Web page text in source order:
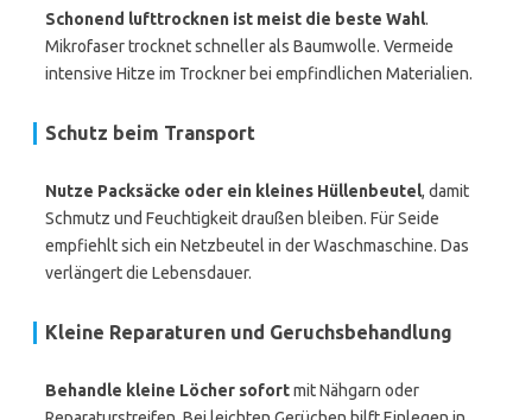
Schonend lufttrocknen ist meist die beste Wahl.
Mikrofaser trocknet schneller als Baumwolle. Vermeide
intensive Hitze im Trockner bei empfindlichen Materialien.
Schutz beim Transport
Nutze Packsäcke oder ein kleines Hüllenbeutel, damit
Schmutz und Feuchtigkeit draußen bleiben. Für Seide
empfiehlt sich ein Netzbeutel in der Waschmaschine. Das
verlängert die Lebensdauer.
Kleine Reparaturen und Geruchsbehandlung
Behandle kleine Löcher sofortmit Nähgarn oder